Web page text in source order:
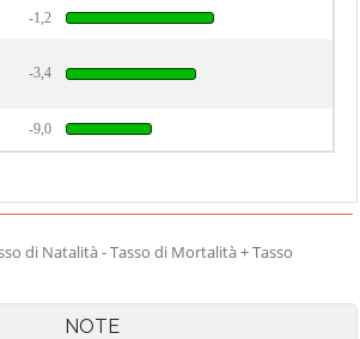
-1,2
-3,4
-9,0
di Natalità - Tasso di Mortalità + Tasso
NOTE